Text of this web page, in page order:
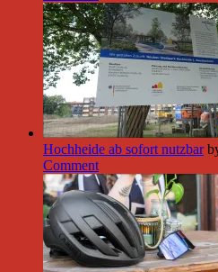
Hochheide ab sofort nutzbar
Comment